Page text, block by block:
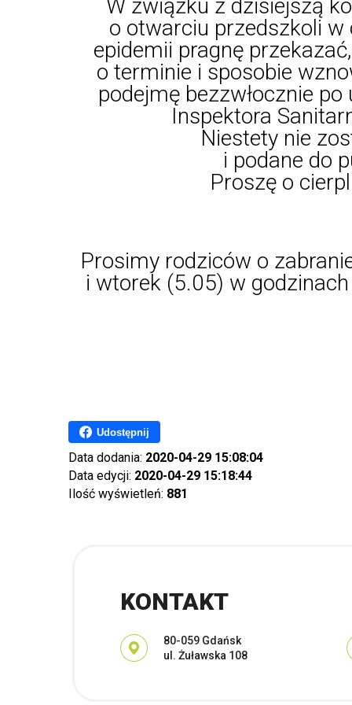
W związku z dzisiejszą
o otwarciu przedszkoli
epidemii pragnę
o terminie i sposobie
podejmę bezzwłocznie
Inspektora
Niestety nie
i podane do
Proszę o
Prosimy rodziców o
i wtorek (5.05) w
Udostępnij
Data dodania: 2020-04-29 15:08:04
Data edycji: 2020-04-29 15:18:44
Ilość wyświetleń: 881
KONTAKT
Adres pocztowy:
80-059 Gdańsk
ul. Żuławska 108